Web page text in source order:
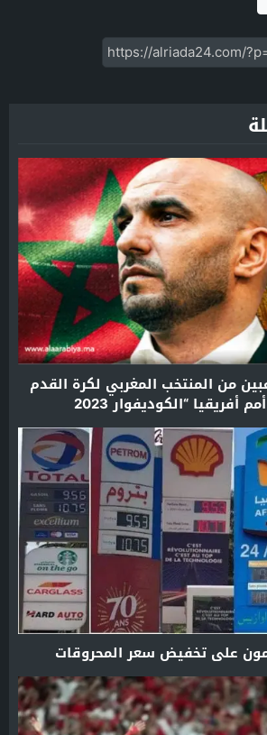
من المنتخب المغربي لكرة القدم
“الكوديفوار 2023
على تخفيض سعر المحروقات